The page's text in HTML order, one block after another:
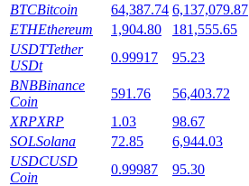
Launchpool
活期質押獲得熱門資產
BTCBitcoin 64,387.74 6,137,079.87
ETHEthereum 1,904.80 181,555.65
USDTTether
USDt
0.99917 95.23
BNBBinance
Coin
591.76 56,403.72
XRPXRP 1.03 98.67
SOLSolana 72.85 6,944.03
USDCUSD
Coin
0.99987 95.30